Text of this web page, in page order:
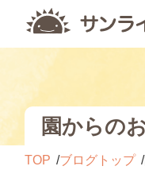
園からの
TOP ブログトップ